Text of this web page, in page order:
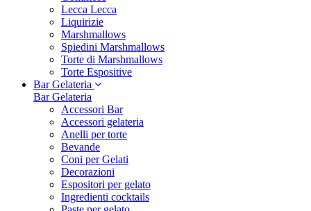
Lecca Lecca
Liquirizie
Marshmallows
Spiedini Marshmallows
Torte di Marshmallows
Torte Espositive
Bar Gelateria
Bar Gelateria
Accessori Bar
Accessori gelateria
Anelli per torte
Bevande
Coni per Gelati
Decorazioni
Espositori per gelato
Ingredienti cocktails